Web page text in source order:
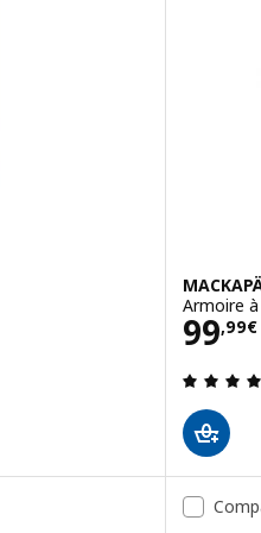
de commentaires:
Armoire
99,99€
Prix